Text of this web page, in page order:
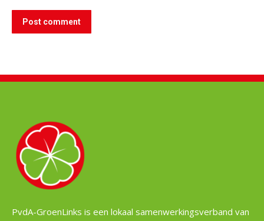
Post comment
PvdA-GroenLinks is een lokaal samenwerkingsverband van